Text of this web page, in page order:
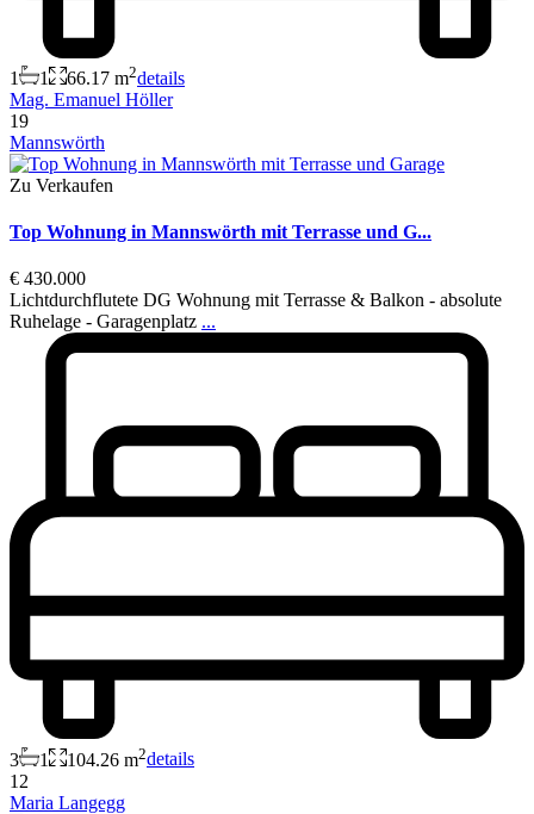
1 1 66.17 m2details
Mag. Emanuel Höller
19
Mannswörth
Zu Verkaufen
Top Wohnung in Mannswörth mit Terrasse und G...
€ 430.000
Lichtdurchflutete DG Wohnung mit Terrasse & Balkon - absolute
Ruhelage - Garagenplatz ...
3 1 104.26 m2details
12
Maria Langegg